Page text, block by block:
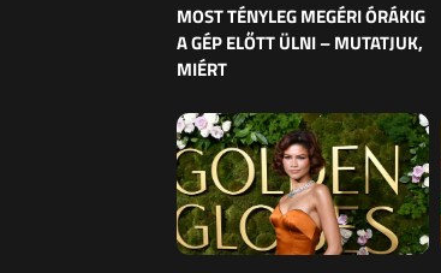
MOST TÉNYLEG MEGÉRI ÓRÁKIG
A GÉP ELŐTT ÜLNI – MUTATJUK,
MIÉRT